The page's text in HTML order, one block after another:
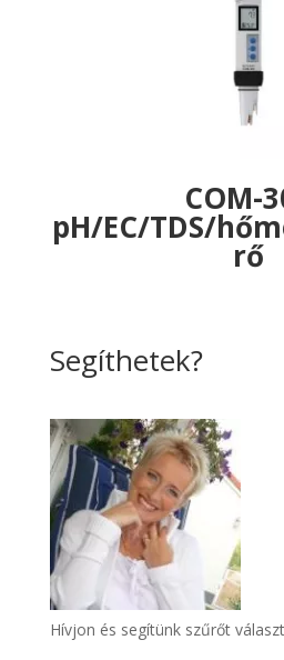
COM-
pH/EC/TDS/
rő
Segíthetek?
Hívjon és segítünk szűrőt